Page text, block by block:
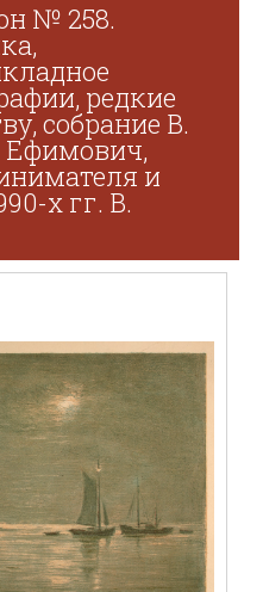
№ 258.
редкие
собрание В.
Ефимович,
и
х гг. В.